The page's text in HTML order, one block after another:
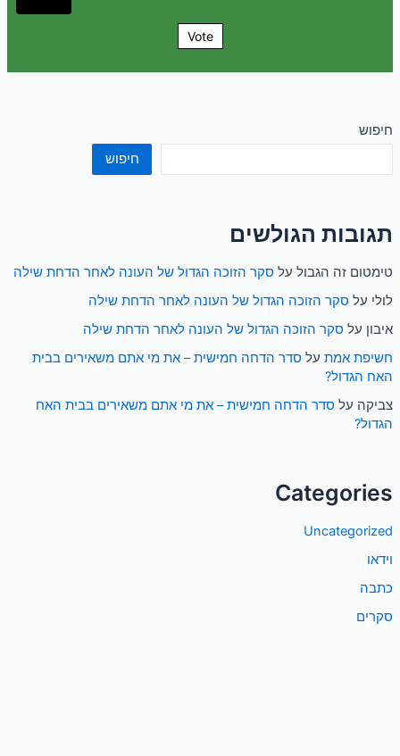
Vote
חיפוש
חיפוש
תגובות הגולשים
טימטום זה הגבולעלסקר הזוכה הגדול של העונה לאחר הדחת שילה
לוליעלסקר הזוכה הגדול של העונה לאחר הדחת שילה
איבוןעלסקר הזוכה הגדול של העונה לאחר הדחת שילה
חשיפת אמתעלסדר הדחה חמישית – את מי אתם משאירים בבית
האח הגדול?
צביקהעלסדר הדחה חמישית – את מי אתם משאירים בבית האח
הגדול?
Categories
Uncategorized
וידאו
כתבה
סקרים